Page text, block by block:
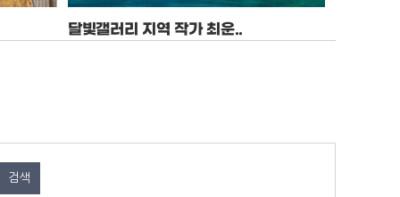
달빛갤러리 지역 작가 최운..